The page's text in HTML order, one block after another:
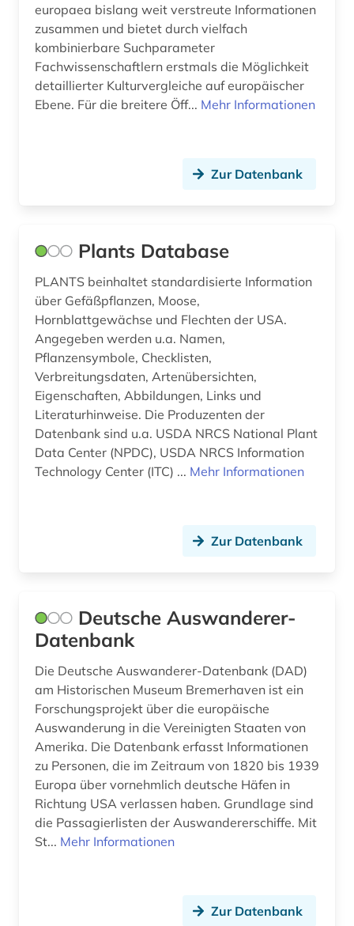
bestimmung (1)
bestimmungsbuch (1)
bestäubungsökologie (1)
beton (1)
betriebliche altersversorgung (1)
betriebliches informationssystem (1)
betriebsanalyse (1)
betriebsrat (1)
betriebssystem (1)
betriebswirtschaft (2)
betriebswirtschaftslehre (1)
beutekunst (2)
bevölkerungsentwicklung (4)
bevölkerungsumfrage (1)
bewaffneter konflikt (1)
bezeichnung (1)
bezirk unterfranken mandatsträger
geschichte 1829 (1)
bezugsmaterial (2)
bibliografie (7)
bibliografieren (1)
europaea bislang weit verstreute Informationen
zusammen und bietet durch vielfach
kombinierbare Suchparameter
Fachwissenschaftlern erstmals die Möglichkeit
detaillierter Kulturvergleiche auf europäischer
Ebene. Für die breitere Öff... Mehr Informationen
Zur Datenbank
Plants Database
PLANTS beinhaltet standardisierte Information
über Gefäßpflanzen, Moose,
Hornblattgewächse und Flechten der USA.
Angegeben werden u.a. Namen,
Pflanzensymbole, Checklisten,
Verbreitungsdaten, Artenübersichten,
Eigenschaften, Abbildungen, Links und
Literaturhinweise. Die Produzenten der
Datenbank sind u.a. USDA NRCS National Plant
Data Center (NPDC), USDA NRCS Information
Technology Center (ITC) ... Mehr Informationen
Zur Datenbank
Deutsche Auswanderer-
Datenbank
Die Deutsche Auswanderer-Datenbank (DAD)
am Historischen Museum Bremerhaven ist ein
Forschungsprojekt über die europäische
Auswanderung in die Vereinigten Staaten von
Amerika. Die Datenbank erfasst Informationen
zu Personen, die im Zeitraum von 1820 bis 1939
Europa über vornehmlich deutsche Häfen in
Richtung USA verlassen haben. Grundlage sind
die Passagierlisten der Auswandererschiffe. Mit
St... Mehr Informationen
Zur Datenbank